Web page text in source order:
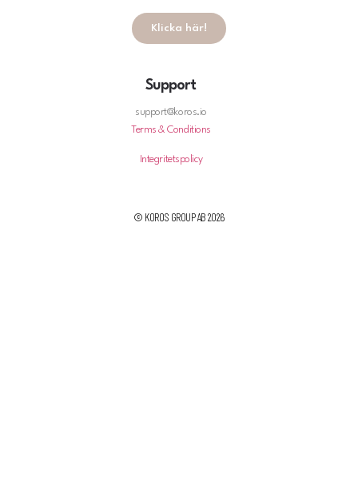
Klicka här!
Support
support@koros.io
Terms & Conditions
Integritetspolicy
© KOROS GROUP AB 2026